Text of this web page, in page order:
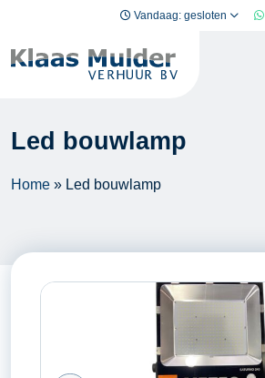
Vandaag: gesloten
Led bouwlamp
Home » Led bouwlamp